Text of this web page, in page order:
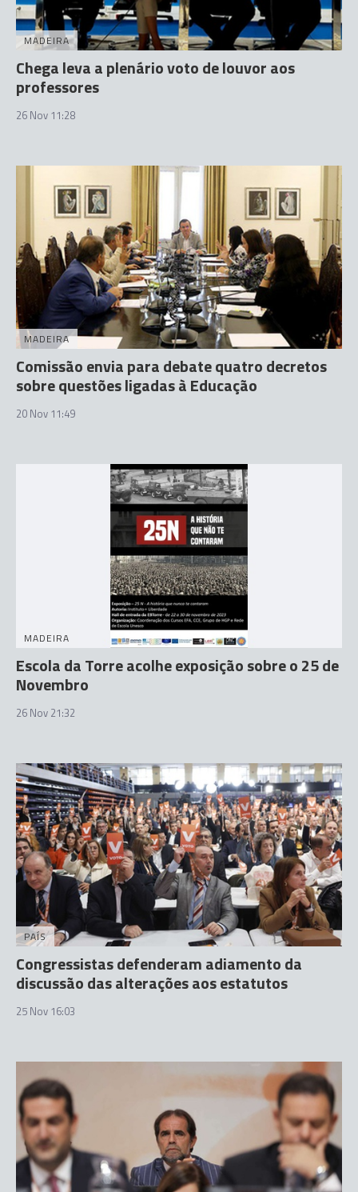
MADEIRA
Chega leva a plenário voto de louvor aos
professores
26 Nov 11:28
MADEIRA
Comissão envia para debate quatro decretos
sobre questões ligadas à Educação
20 Nov 11:49
MADEIRA
Escola da Torre acolhe exposição sobre o 25 de
Novembro
26 Nov 21:32
PAÍS
Congressistas defenderam adiamento da
discussão das alterações aos estatutos
25 Nov 16:03